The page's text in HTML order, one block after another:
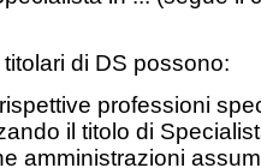
titolari di DS possono:
professioni
il titolo di
amministrazioni